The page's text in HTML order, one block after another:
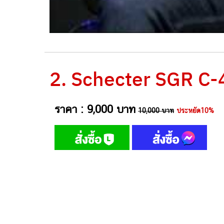
2. Schecter SGR C-
ราคา : 9,000 บาท 10,000 บาท ประหยัด10%